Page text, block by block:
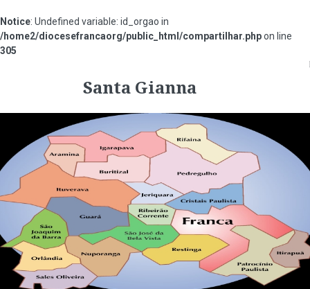
Notice: Undefined variable: id_orgao in
/home2/diocesefrancaorg/public_html/compartilhar.phpon line
305
Santa Gianna